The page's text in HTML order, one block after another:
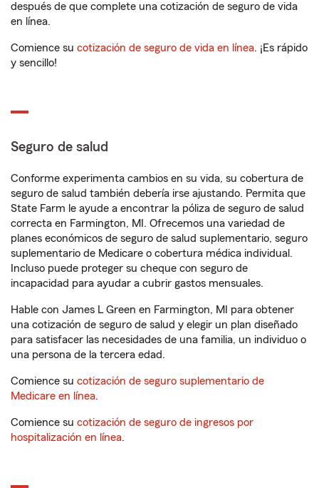
después de que complete una cotización de seguro de vida
en línea.
Comience su cotización de seguro de vida en línea. ¡Es rápido
y sencillo!
Seguro de salud
Conforme experimenta cambios en su vida, su cobertura de
seguro de salud también debería irse ajustando. Permita que
State Farm le ayude a encontrar la póliza de seguro de salud
correcta en Farmington, MI. Ofrecemos una variedad de
planes económicos de seguro de salud suplementario, seguro
suplementario de Medicare o cobertura médica individual.
Incluso puede proteger su cheque con seguro de
incapacidad para ayudar a cubrir gastos mensuales.
Hable con James L Green en Farmington, MI para obtener
una cotización de seguro de salud y elegir un plan diseñado
para satisfacer las necesidades de una familia, un individuo o
una persona de la tercera edad.
Comience su cotización de seguro suplementario de
Medicare en línea.
Comience su cotización de seguro de ingresos por
hospitalización en línea.